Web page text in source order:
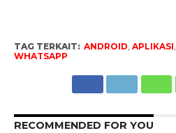
TAG TERKAIT: ANDROID, APLIKASI,
WHATSAPP
RECOMMENDED FOR YOU